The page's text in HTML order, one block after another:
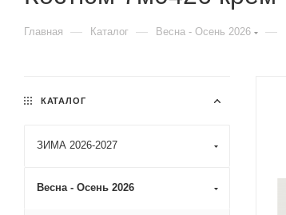
Главная — Каталог — Весна - Осень 2026 —
КАТАЛОГ
ЗИМА 2026-2027
Весна - Осень 2026